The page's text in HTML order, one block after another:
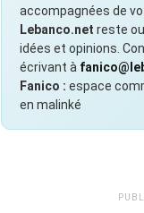
accompagnées de
Lebanco.net reste
idées et opinions.
écrivant à
Fanico : espace
en malinké